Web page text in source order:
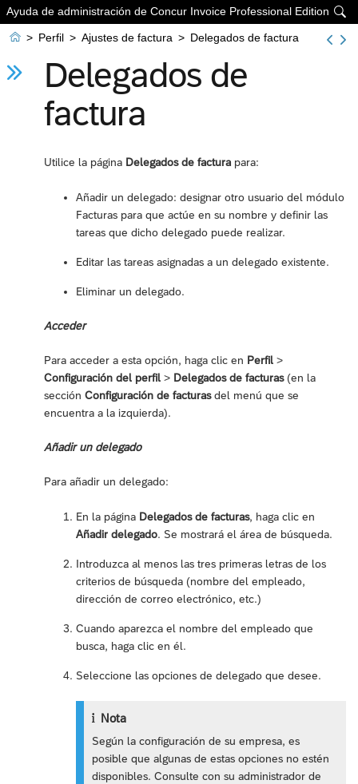

Ayuda de administración de Concur Invoice Professional Edition
 > Perfil > Ajustes de factura > Delegados de factura
Delegados de
factura
Utilice la página Delegados de factura para:
Añadir un delegado: designar otro usuario del módulo
Facturas para que actúe en su nombre y definir las
tareas que dicho delegado puede realizar.
Editar las tareas asignadas a un delegado existente.
Eliminar un delegado.
Acceder
Para acceder a esta opción, haga clic en Perfil >
Configuración del perfil > Delegados de facturas(en la
sección Configuración de facturasdel menú que se
encuentra a la izquierda).
Añadir un delegado
Para añadir un delegado:
En la página Delegados de facturas, haga clic en
Añadir delegado. Se mostrará el área de búsqueda.
Introduzca al menos las tres primeras letras de los
criterios de búsqueda (nombre del empleado,
dirección de correo electrónico, etc.)
Cuando aparezca el nombre del empleado que
busca, haga clic en él.
Seleccione las opciones de delegado que desee.
Nota
Según la configuración de su empresa, es
posible que algunas de estas opciones no estén
disponibles. Consulte con su administrador de